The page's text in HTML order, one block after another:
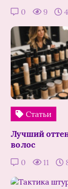
0 9
Статьи
Лучший
волос
0 11